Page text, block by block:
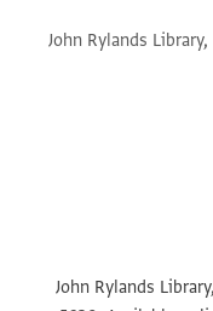
John Rylands
John Rylands